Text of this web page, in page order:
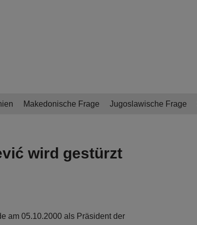
Makedonische Frage Jugoslawische Frage
wird gestürzt
am 05.10.2000 als Präsident der